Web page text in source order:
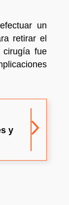
un
retirar el
cirugía fue
y